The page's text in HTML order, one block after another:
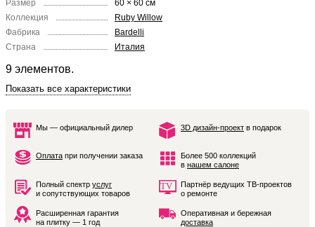
Размер
60 × 60 см
Коллекция
Ruby Willow
Фабрика
Bardelli
Страна
Италия
9 элементов.
Показать все характеристики
Мы — официальный дилер 3D дизайн-проект в подарок
Оплата при получении заказа
Более 500 коллекций
в нашем салоне
Полный спектр услуг
и сопутствующих товаров
Партнёр ведущих ТВ-проектов
о ремонте
Расширенная гарантия
на плитку — 1 год
Оперативная и бережная
доставка